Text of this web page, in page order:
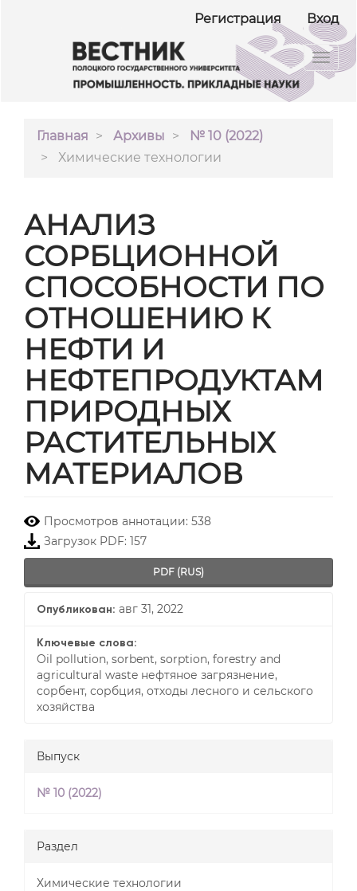
Регистрация Вход
Главная Архивы
№ 10 (2022)
Химические технологии
АНАЛИЗ
СОРБЦИОННОЙ
СПОСОБНОСТИ ПО
ОТНОШЕНИЮ К
НЕФТИ И
НЕФТЕПРОДУКТАМ
ПРИРОДНЫХ
РАСТИТЕЛЬНЫХ
МАТЕРИАЛОВ
Просмотров аннотации: 538
Загрузок PDF: 157
PDF (RUS)
Опубликован: авг 31, 2022
Ключевые слова:
Oil pollution, sorbent, sorption, forestry and
agricultural waste нефтяное загрязнение,
сорбент, сорбция, отходы лесного и сельского
хозяйства
Выпуск
№ 10 (2022)
Раздел
Химические технологии